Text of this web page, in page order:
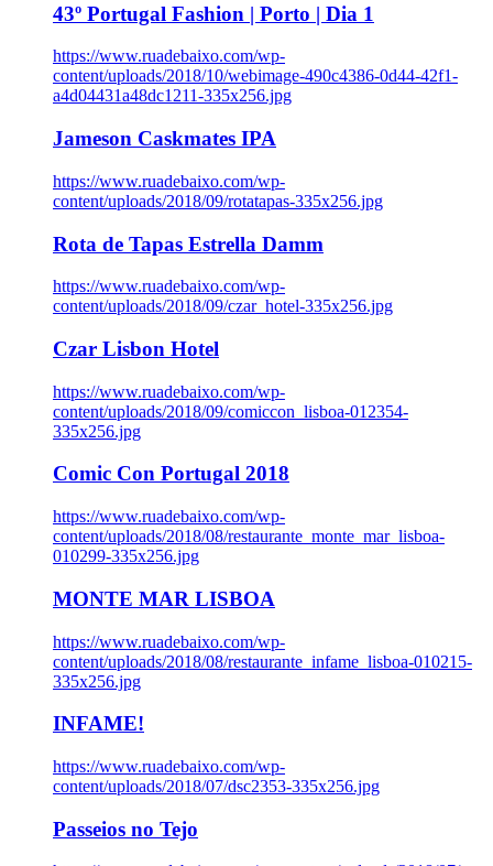
43º Portugal Fashion | Porto | Dia 1
https://www.ruadebaixo.com/wp-
content/uploads/2018/10/webimage-490c4386-0d44-42f1-
a4d04431a48dc1211-335x256.jpg
Jameson Caskmates IPA
https://www.ruadebaixo.com/wp-
content/uploads/2018/09/rotatapas-335x256.jpg
Rota de Tapas Estrella Damm
https://www.ruadebaixo.com/wp-
content/uploads/2018/09/czar_hotel-335x256.jpg
Czar Lisbon Hotel
https://www.ruadebaixo.com/wp-
content/uploads/2018/09/comiccon_lisboa-012354-
335x256.jpg
Comic Con Portugal 2018
https://www.ruadebaixo.com/wp-
content/uploads/2018/08/restaurante_monte_mar_lisboa-
010299-335x256.jpg
MONTE MAR LISBOA
https://www.ruadebaixo.com/wp-
content/uploads/2018/08/restaurante_infame_lisboa-010215-
335x256.jpg
INFAME!
https://www.ruadebaixo.com/wp-
content/uploads/2018/07/dsc2353-335x256.jpg
Passeios no Tejo